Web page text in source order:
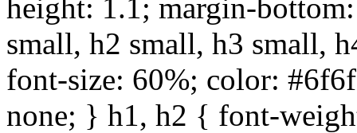
height: 1.1; margin-
small, h2 small, h3 small,
font-size: 60%; color:
none; } h1, h2 { font-